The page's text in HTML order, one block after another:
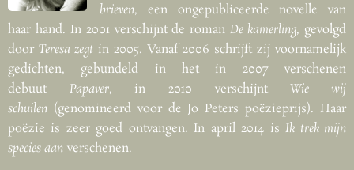
brieven, een ongepubliceerde novelle van
haar hand. In 2001 verschijnt de romanDe kamerling, gevolgd
door Teresa zegt in 2005. Vanaf 2006 schrijft zij voornamelijk
gedichten, gebundeld in het in 2007 verschenen
debuut Papaver, in 2010 verschijntWie wij
schuilen (genomineerd voor de Jo Peters poëzieprijs). Haar
poëzie is zeer goed ontvangen. In april 2014 isIk trek mijn
species aan verschenen.